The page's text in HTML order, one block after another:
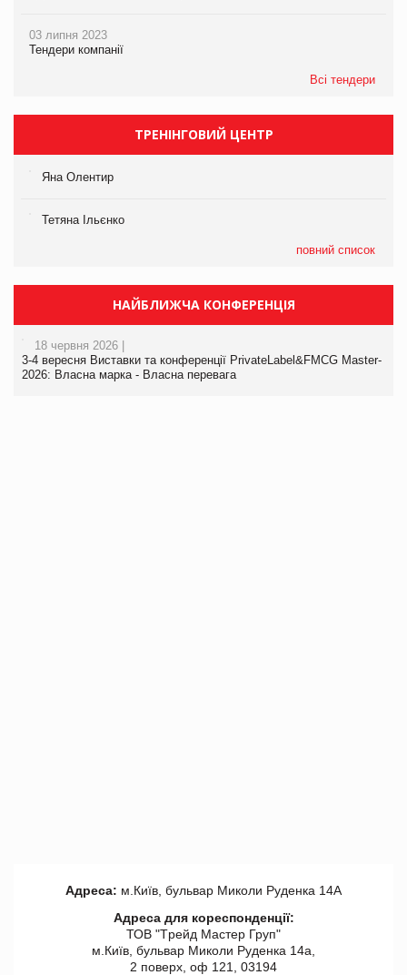
03 липня 2023
Тендери компанії
Всі тендери
ТРЕНІНГОВИЙ ЦЕНТР
Яна Олентир
Тетяна Ільєнко
повний список
НАЙБЛИЖЧА КОНФЕРЕНЦІЯ
18 червня 2026 |
3-4 вересня Виставки та конференції PrivateLabel&FMCG Master-
2026: Власна марка - Власна перевага
Адреса: м.Київ, бульвар Миколи Руденка 14А
Адреса для кореспонденції:
ТОВ "Tрейд Мастер Груп"
м.Київ, бульвар Миколи Руденка 14а,
2 поверх, оф 121, 03194